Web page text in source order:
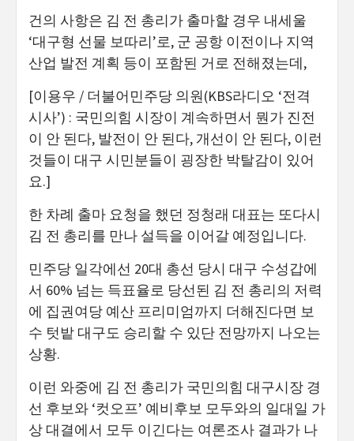
건의 사항은 김 전 총리가 출마할 경우 내세울
‘대구형 선물 보따리’로, 군 공항 이전이나 지역
산업 발전 계획 등이 포함된 거로 전해졌는데,
[이용우 / 더불어민주당 의원(KBS라디오 ‘전격
시사’) : 국민의힘 시장이 계속하면서 뭔가 진전
이 안 된다, 발전이 안 된다, 개선이 안 된다, 이런
것들이 대구 시민분들이 굉장한 박탈감이 있어
요.]
한 차례 출마 요청을 했던 정청래 대표는 또다시
김 전 총리를 만나 설득을 이어갈 예정입니다.
민주당 일각에선 20대 총선 당시 대구 수성갑에
서 60% 넘는 득표율로 당선된 김 전 총리의 저력
에 집권여당 예산 프리미엄까지 더해진다면 보
수 텃밭 대구도 승리할 수 있단 전망까지 나오는
상황.
이런 와중에 김 전 총리가 국민의힘 대구시장 경
선 후보와 ‘컷오프’ 예비후보 모두와의 일대일 가
상 대결에서 모두 이긴다는 여론조사 결과가 나